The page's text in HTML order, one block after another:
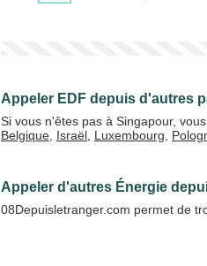
Appeler EDF depuis d'autres
Si vous n'êtes pas à Singapour,
Belgique Israël Luxembourg
Appeler d'autres Énergie
08Depuisletranger.com permet de